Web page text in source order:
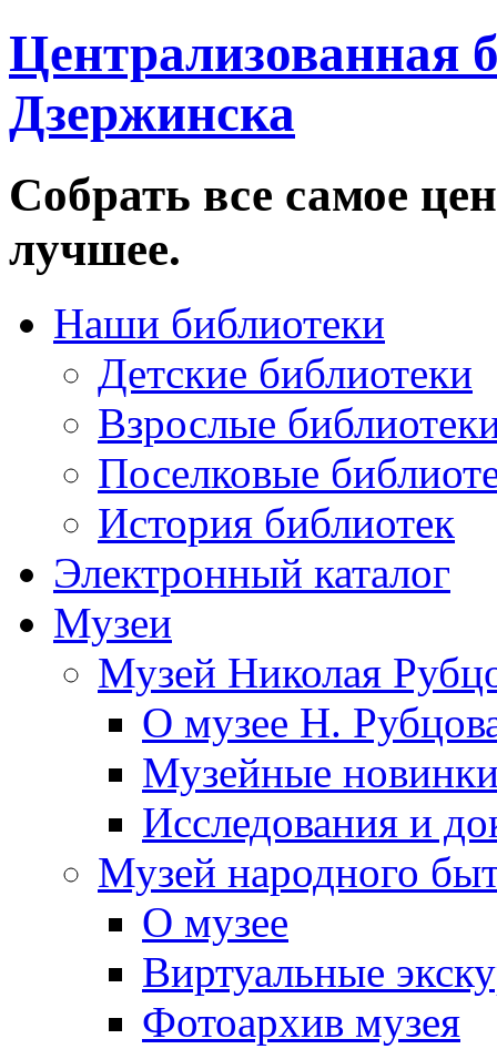
Централизованная
Дзержинска
Собрать все самое
лучшее.
Наши библиотеки
Детские библиотеки
Взрослые
Поселковые
История библиотек
Электронный каталог
Музеи
Музей Николая
О музее Н.
Музейные
Исследования и
Музей народного
О музее
Виртуальные
Фотоархив музея